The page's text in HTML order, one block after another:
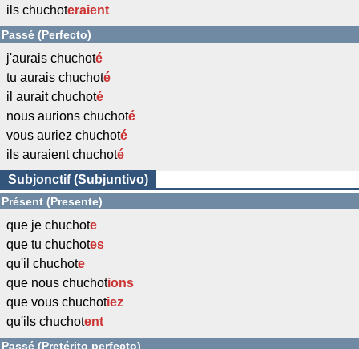
ils chuchoteraient
Passé (Perfecto)
j'aurais chuchoté
tu aurais chuchoté
il aurait chuchoté
nous aurions chuchoté
vous auriez chuchoté
ils auraient chuchoté
Subjonctif (Subjuntivo)
Présent (Presente)
que je chuchote
que tu chuchotes
qu'il chuchote
que nous chuchotions
que vous chuchotiez
qu'ils chuchotent
Passé (Pretérito perfecto)